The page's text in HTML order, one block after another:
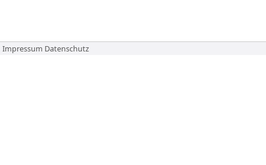
Impressum Datenschutz